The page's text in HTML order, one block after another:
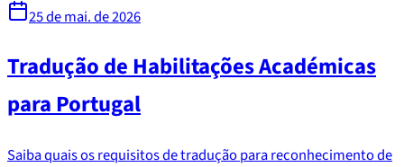
25 de mai. de 2026
Tradução de Habilitações Académicas
para Portugal
Saiba quais os requisitos de tradução para reconhecimento de